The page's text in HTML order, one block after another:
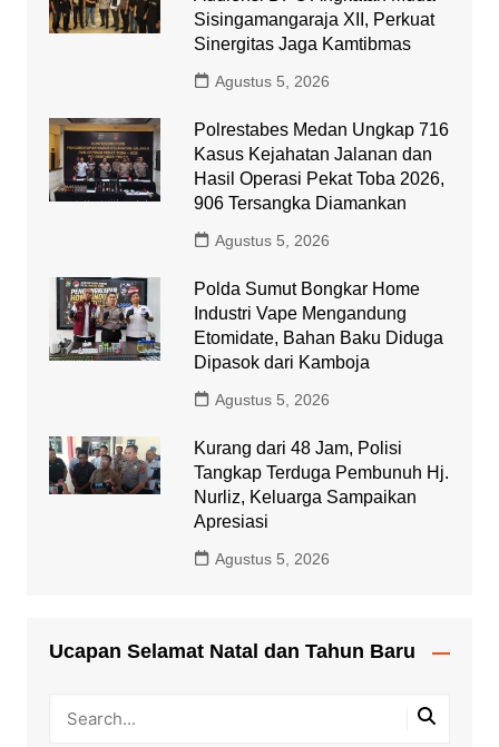
Sisingamangaraja XII, Perkuat
Sinergitas Jaga Kamtibmas
Agustus 5, 2026
Polrestabes Medan Ungkap 716
Kasus Kejahatan Jalanan dan
Hasil Operasi Pekat Toba 2026,
906 Tersangka Diamankan
Agustus 5, 2026
Polda Sumut Bongkar Home
Industri Vape Mengandung
Etomidate, Bahan Baku Diduga
Dipasok dari Kamboja
Agustus 5, 2026
Kurang dari 48 Jam, Polisi
Tangkap Terduga Pembunuh Hj.
Nurliz, Keluarga Sampaikan
Apresiasi
Agustus 5, 2026
Ucapan Selamat Natal dan Tahun Baru